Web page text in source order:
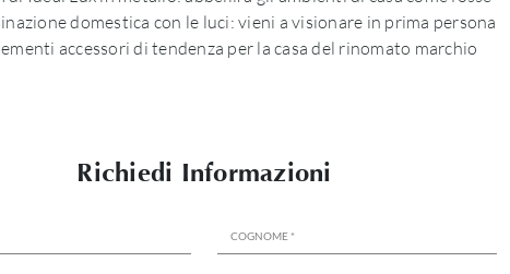
domestica con le luci: vieni a visionare in prima persona
accessori di tendenza per la casa del rinomato marchio
Richiedi Informazioni